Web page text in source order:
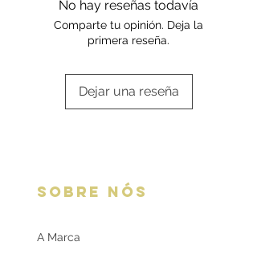
ofertaNo hay reseñas todavía
Comparte tu opinión. Deja la
primera reseña.
Dejar una reseña
SOBRE NÓS
A Marca